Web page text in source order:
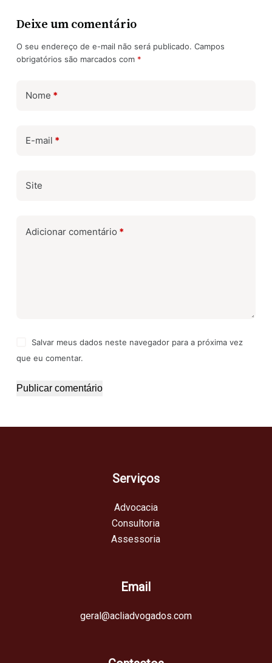
Deixe um comentário
O seu endereço de e-mail não será publicado. Campos
obrigatórios são marcados com *
Nome *
E-mail *
Site
Adicionar comentário *
Salvar meus dados neste navegador para a próxima vez
que eu comentar.
Publicar comentário
Serviços
Advocacia
Consultoria
Assessoria
Email
geral@acliadvogados.com